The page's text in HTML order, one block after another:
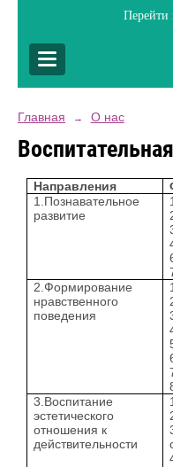
Перейти
Главная → О нас
Направления
1.Познавательное
развитие
2.Формирование
нравственного
поведения
3.Воспитание
эстетического
отношения к
действительности